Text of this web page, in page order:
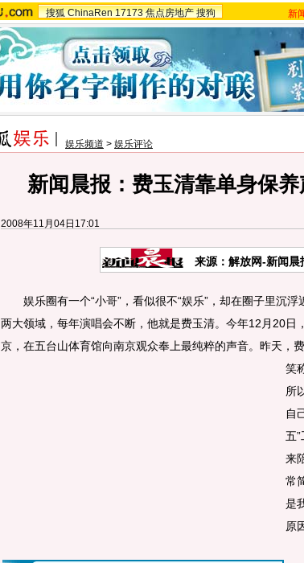
搜狐 ChinaRen 17173 焦点房地产 搜狗 新
娱乐频道 > 娱乐评论
新闻晨报：费玉清靠单身保
2008年11月04日17:01
来源：解放网-新闻晨
娱乐圈有一个“小哥”，看似很不“娱乐”，却在圈子里沉浮
两大领域，每年演唱会不断，他就是费玉清。今年12月20日
京，在五台山体育馆向南京观众奉上最纯粹的声音。 昨天，
笑
所
自
五
来
常
是
原